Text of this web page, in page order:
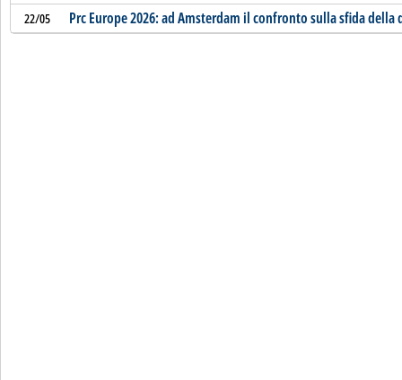
22/05 Prc Europe 2026: ad Amsterdam il confronto sulla sfida della